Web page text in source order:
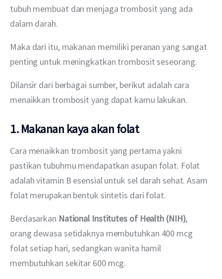
tubuh membuat dan menjaga trombosit yang ada
dalam darah.
Maka dari itu, makanan memiliki peranan yang sangat
penting untuk meningkatkan trombosit seseorang.
Dilansir dari berbagai sumber, berikut adalah cara
menaikkan trombosit yang dapat kamu lakukan.
1. Makanan kaya akan folat
Cara menaikkan trombosit yang pertama yakni
pastikan tubuhmu mendapatkan asupan folat. Folat
adalah vitamin B esensial untuk sel darah sehat. Asam
folat merupakan bentuk sintetis dari folat.
Berdasarkan National Institutes of Health (NIH),
orang dewasa setidaknya membutuhkan 400 mcg
folat setiap hari, sedangkan wanita hamil
membutuhkan sekitar 600 mcg.